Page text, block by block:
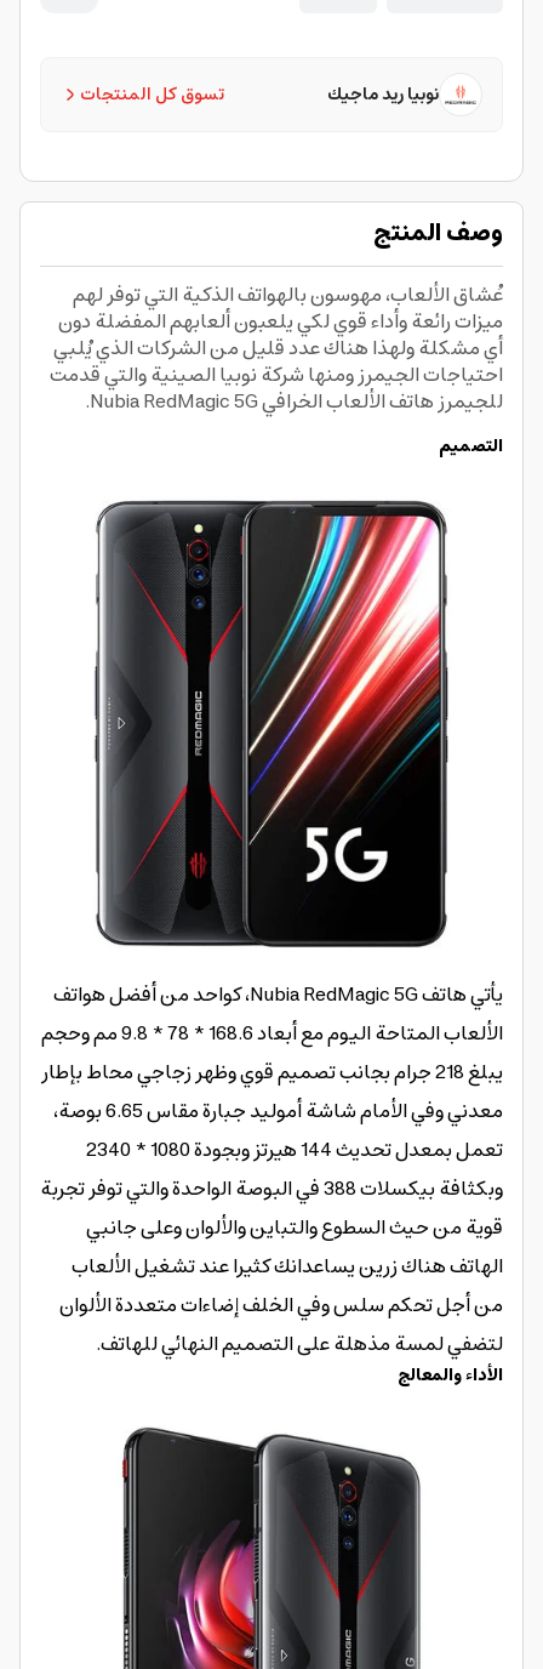
تسوق كل المنتجات نوبيا ريد ماجيك
وصف المنتج
عُشاق الألعاب، مهوسون بالهواتف الذكية التي توفر لهم
ميزات رائعة وأداء قوي لكي يلعبون ألعابهم المفضلة دون
أي مشكلة ولهذا هناك عدد قليل من الشركات الذي يُلبي
احتياجات الجيمرز ومنها شركة نوبيا الصينية والتي قدمت
للجيمرز هاتف الألعاب الخرافي Nubia RedMagic 5G.
التصميم
يأتي هاتف Nubia RedMagic 5G، كواحد من أفضل هواتف
الألعاب المتاحة اليوم مع أبعاد 168.6 * 78 * 9.8 مم وحجم
يبلغ 218 جرام بجانب تصميم قوي وظهر زجاجي محاط بإطار
معدني وفي الأمام شاشة أموليد جبارة مقاس 6.65 بوصة،
تعمل بمعدل تحديث 144 هيرتز وبجودة 1080 * 2340
وبكثافة بيكسلات 388 في البوصة الواحدة والتي توفر تجربة
قوية من حيث السطوع والتباين والألوان وعلى جانبي
الهاتف هناك زرين يساعدانك كثيرا عند تشغيل الألعاب
من أجل تحكم سلس وفي الخلف إضاءات متعددة الألوان
لتضفي لمسة مذهلة على التصميم النهائي للهاتف.
الأداء والمعالج